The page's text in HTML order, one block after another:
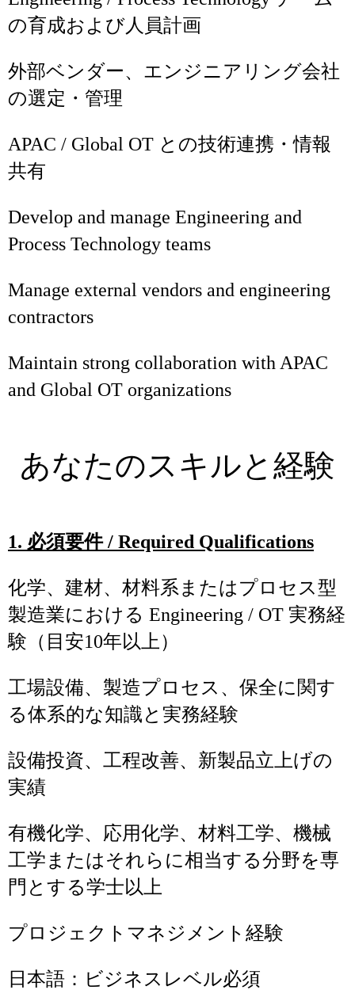
の育成および人員計画
外部ベンダー、エンジニアリング会社
の選定・管理
APAC / Global OT との技術連携・情報
共有
Develop and manage Engineering and
Process Technology teams
Manage external vendors and engineering
contractors
Maintain strong collaboration with APAC
and Global OT organizations
あなたのスキルと経験
1. 必須要件/ Required Qualifications
化学、建材、材料系またはプロセス型
製造業における Engineering / OT 実務経
験（目安10年以上）
工場設備、製造プロセス、保全に関す
る体系的な知識と実務経験
設備投資、工程改善、新製品立上げの
実績
有機化学、応用化学、材料工学、機械
工学またはそれらに相当する分野を専
門とする学士以上
プロジェクトマネジメント経験
日本語：ビジネスレベル必須